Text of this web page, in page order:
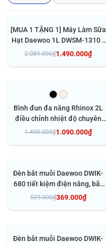
[MUA 1 TẶNG 1] Máy Làm Sữa
Hạt Daewoo 1L DWSM-1310 -
6 chức năng tiện lợi| FREESHIP
2.089.000₫1.490.000₫
Bình đun đa năng Rhinox 2L
điều chỉnh nhiệt độ chuyên
pha sữa, trà, cafe - khóa an
1.490.000₫1.090.000₫
Đèn bắt muỗi Daewoo DWIK-
680 tiết kiệm điện năng, bắt
muỗi hiệu quả, bảo hành 1
529.000₫369.000₫
Đèn bắt muỗi Daewoo DWIK-